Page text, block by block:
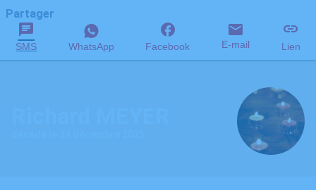
Partager
SMS WhatsApp Facebook E-mail Lien